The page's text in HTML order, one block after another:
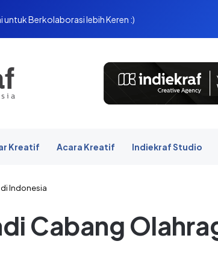
untuk Berkolaborasi lebih Keren :)
Kreatif Acara Kreatif Indiekraf Studio
Indonesia
Cabang